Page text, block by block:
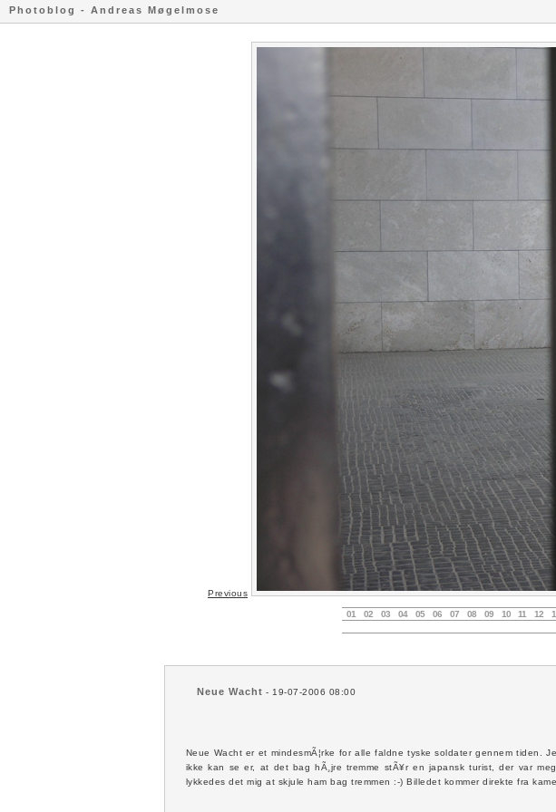
Photoblog - Andreas Møgelmose
Previous
01 02 03 04 05 06 07 08 09 10 11 12
Neue Wacht - 19-07-2006 08:00
Neue Wacht er et mindesmÃ¦rke for alle faldne tyske soldater gennem tiden.
ikke kan se er, at det bag hÃ¸jre tremme stÃ¥r en japansk turist, der var
lykkedes det mig at skjule ham bag tremmen :-) Billedet kommer direkte fra